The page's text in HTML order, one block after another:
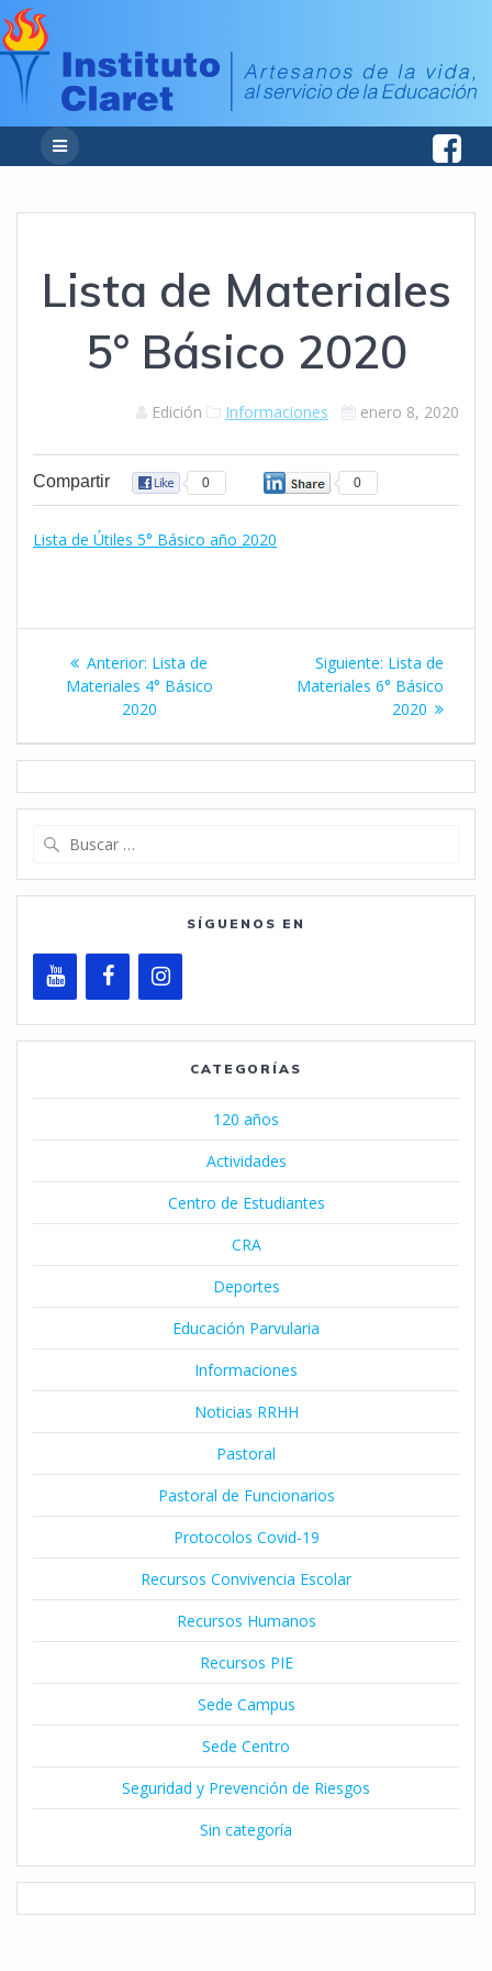
Lista de Materiales
5° Básico 2020
Edición Informaciones enero 8, 2020
Compartir 0 0
Lista de Útiles 5° Básico año 2020
Navegación
entradas
Anterior: Entrada
anterior:
Lista de
Materiales 4° Básico
2020
Siguiente: Siguiente
entrada:
Lista de
Materiales 6° Básico
2020
SÍGUENOS EN
CATEGORÍAS
120 años
Actividades
Centro de Estudiantes
CRA
Deportes
Educación Parvularia
Informaciones
Noticias RRHH
Pastoral
Pastoral de Funcionarios
Protocolos Covid-19
Recursos Convivencia Escolar
Recursos Humanos
Recursos PIE
Sede Campus
Sede Centro
Seguridad y Prevención de Riesgos
Sin categoría